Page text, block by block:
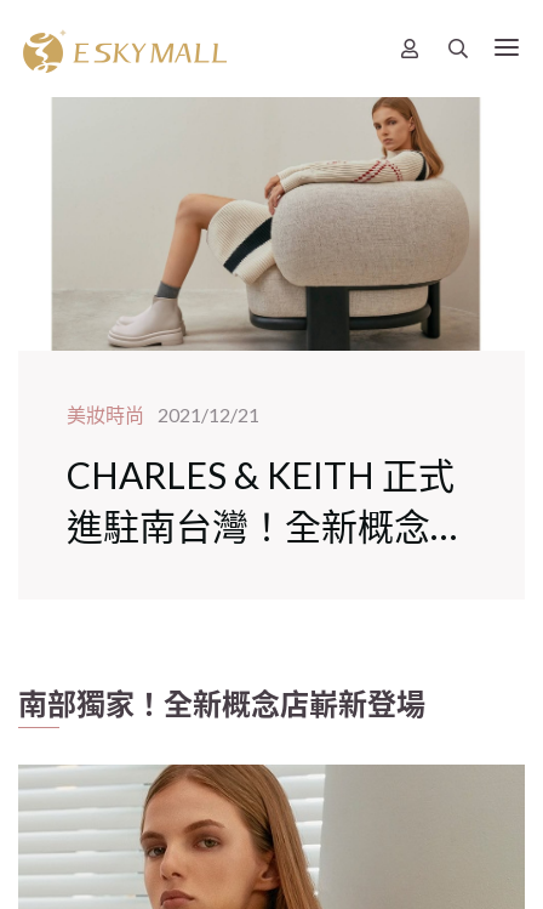
美妝時尚 2021/12/21
CHARLES & KEITH 正式
進駐南台灣！全新概念店
南部獨家！全新概念店嶄新登場